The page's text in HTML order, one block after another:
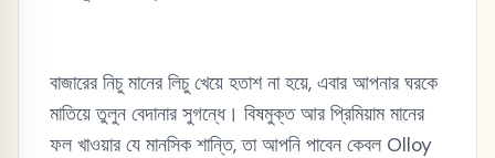
বাজারের নিচু মানের লিচু খেয়ে হতাশ না হয়ে, এবার আপনার ঘরকে
মাতিয়ে তুলুন বেদানার সুগন্ধে। বিষমুক্ত আর প্রিমিয়াম মানের
ফল খাওয়ার যে মানসিক শান্তি, তা আপনি পাবেন কেবল Olloy